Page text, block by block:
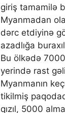
giriş tamamilə
Myanmadan
dərc etdiyinə
azadlığa
Bu ölkədə
yerində rast
Myanmanın
tikilmiş
qızıl, 5000